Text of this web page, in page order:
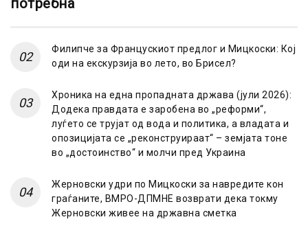
потребна
Филипче за Францускиот предлог и Мицкоски: Кој
оди на екскурзија во лето, во Брисел?
Хроника на една пропадната држава (јули 2026):
Додека правдата е заробена во „реформи“,
луѓето се трујат од вода и политика, а владата и
опозицијата се „реконструираат“ – земјата тоне
во „достоинство“ и молчи пред Украина
Жерновски удри по Мицкоски за навредите кон
граѓаните, ВМРО-ДПМНЕ возврати дека токму
Жерновски живее на државна сметка